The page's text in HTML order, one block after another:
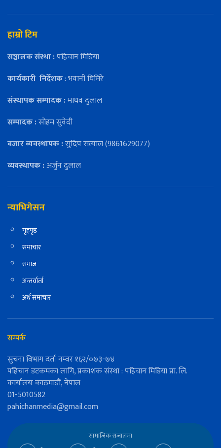
हाम्रो टिम
सञ्चालक संस्था :पहिचान मिडिया
कार्यकारी निर्देशक: भवानी घिमिरे
संस्थापक सम्पादक :माधव दुलाल
सम्पादक :सोहम सुवेदी
बजार ब्यवस्थापक :सुदिप सत्याल (9861629077)
व्यवस्थापक :अर्जुन दुलाल
न्याभिगेसन
गृहपृष्ठ
समाचार
समाज
अन्तर्वार्ता
अर्थ समाचार
सम्पर्क
सुचना विभाग दर्ता नम्वर १६२/०७३-७४
पहिचान डटकमका लागि, प्रकाशक संस्था : पहिचान मिडिया प्रा. लि.
कार्यालयः काठमाडौं, नेपाल
01-5010582
pahichanmedia@gmail.com
सामाजिक संजालमा